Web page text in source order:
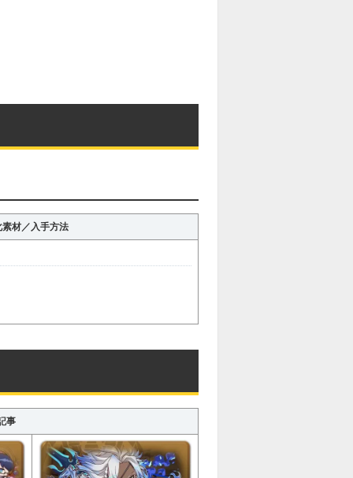
材／入手方法
事